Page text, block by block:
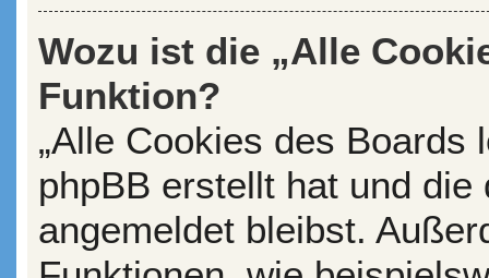
Wozu ist die „Alle
Funktion?
„Alle Cookies des Boards
phpBB erstellt hat und
angemeldet bleibst.